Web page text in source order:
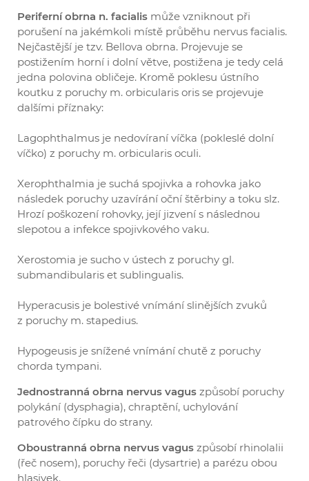
Periferní obrna n. facialis může vzniknout při
porušení na jakémkoli místě průběhu nervus facialis.
Nejčastější je tzv. Bellova obrna. Projevuje se
postižením horní i dolní větve, postižena je tedy celá
jedna polovina obličeje. Kromě poklesu ústního
koutku z poruchy m. orbicularis oris se projevuje
dalšími příznaky:
Lagophthalmus je nedovíraní víčka (pokleslé dolní
víčko) z poruchy m. orbicularis oculi.
Xerophthalmia je suchá spojivka a rohovka jako
následek poruchy uzavírání oční štěrbiny a toku slz.
Hrozí poškození rohovky, její jizvení s následnou
slepotou a infekce spojivkového vaku.
Xerostomia je sucho v ústech z poruchy gl.
submandibularis et sublingualis.
Hyperacusis je bolestivé vnímání slinějších zvuků
z poruchy m. stapedius.
Hypogeusis je snížené vnímání chutě z poruchy
chorda tympani.
Jednostranná obrna nervus vagus způsobí poruchy
polykání (dysphagia), chraptění, uchylování
patrového čípku do strany.
Oboustranná obrna nervus vagus způsobí rhinolalii
(řeč nosem), poruchy řeči (dysartrie) a parézu obou
hlasivek.